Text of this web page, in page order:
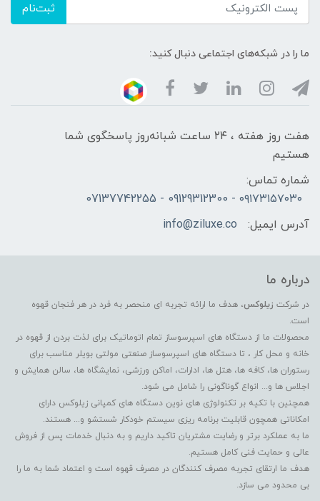
ثبت‌نام
ما را در شبکه‌های اجتماعی دنبال کنید:
هفت روز هفته ، ۲۴ ساعت شبانه‌روز پاسخگوی شما
هستیم
شماره تماس:
۰۹۱۷۳۱۵۷۰۳۰ - 09129312300 - 07137742255
آدرس ایمیل:
info@ziluxe.co
درباره ما
در شرکت زیلوکس، هدف ما ارائه تجربه ای منحصر به فرد در هر فنجان قهوه
است.
محصولات ما از دستگاه های اسپرسوساز تمام اتوماتیک برای لذت بردن از قهوه در
خانه و محل کار ، تا دستگاه های اسپرسوساز صنعتی مولتی بویلر مناسب برای
رستوران ها، کافه ها، هتل ها، ادارات، اماکن ورزشی، نمایشگاه ها، سالن همایش و
اجلاس ها و... انواع گوناگونی را شامل می شود.
همچنین با تکیه بر تکنولوژی های نوین دستگاه های کمپانی زیلوکس دارای
امکاناتی همچون قابلیت برنامه ریزی سیستم خودکار شستشو و... هستند.
ما به عملکرد برتر و رضایت مشتریان تاکید داریم و به دنبال خدمات پس از فروش
عالی و حمایت فنی کامل هستیم.
هدف ما ارتقای تجربه مصرف کنندگان در مصرف قهوه است و اعتماد شما به ما را
بی محدود می سازد.